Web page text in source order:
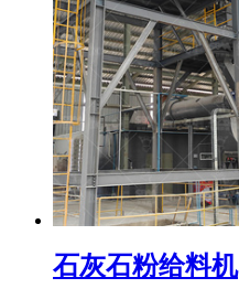
石灰石粉给料机